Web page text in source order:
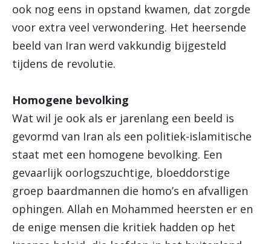
ook nog eens in opstand kwamen, dat zorgde
voor extra veel verwondering. Het heersende
beeld van Iran werd vakkundig bijgesteld
tijdens de revolutie.
Homogene bevolking
Wat wil je ook als er jarenlang een beeld is
gevormd van Iran als een politiek-islamitische
staat met een homogene bevolking. Een
gevaarlijk oorlogszuchtige, bloeddorstige
groep baardmannen die homo’s en afvalligen
ophingen. Allah en Mohammed heersten er en
de enige mensen die kritiek hadden op het